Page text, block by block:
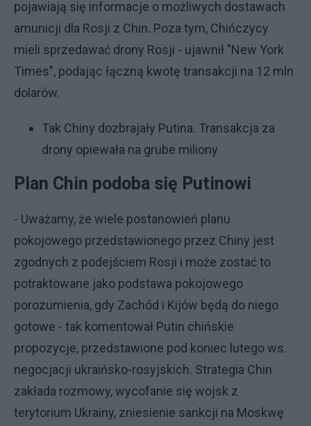
pojawiają się informacje o możliwych dostawach
amunicji dla Rosji z Chin. Poza tym, Chińczycy
mieli sprzedawać drony Rosji - ujawnił "New York
Times", podając łączną kwotę transakcji na 12 mln
dolarów.
Tak Chiny dozbrajały Putina. Transakcja za
drony opiewała na grube miliony
Plan Chin podoba się Putinowi
- Uważamy, że wiele postanowień planu
pokojowego przedstawionego przez Chiny jest
zgodnych z podejściem Rosji i może zostać to
potraktowane jako podstawa pokojowego
porozumienia, gdy Zachód i Kijów będą do niego
gotowe - tak komentował Putin chińskie
propozycje, przedstawione pod koniec lutego ws.
negocjacji ukraińsko-rosyjskich. Strategia Chin
zakłada rozmowy, wycofanie się wojsk z
terytorium Ukrainy, zniesienie sankcji na Moskwę